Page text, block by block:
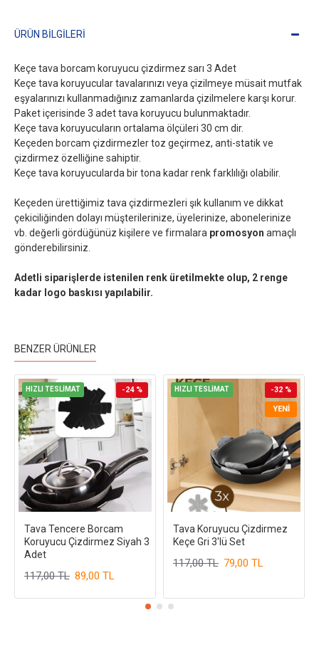
ÜRÜN BILGILERI
Keçe tava borcam koruyucu çizdirmez sarı 3 Adet
Keçe tava koruyucular tavalarınızı veya çizilmeye müsait mutfak
eşyalarınızı kullanmadığınız zamanlarda çizilmelere karşı korur.
Paket içerisinde 3 adet tava koruyucu bulunmaktadır.
Keçe tava koruyucuların ortalama ölçüleri 30 cm dir.
Keçeden borcam çizdirmezler toz geçirmez, anti-statik ve
çizdirmez özelliğine sahiptir.
Keçe tava koruyucularda bir tona kadar renk farklılığı olabilir.
Keçeden ürettiğimiz tava çizdirmezleri şık kullanım ve dikkat
çekiciliğinden dolayı müşterilerinize, üyelerinize, abonelerinize
vb. değerli gördüğünüz kişilere ve firmalara promosyon amaçlı
gönderebilirsiniz.
Adetli siparişlerde istenilen renk üretilmekte olup, 2 renge
kadar logo baskısı yapılabilir.
BENZER ÜRÜNLER
HIZLI TESLİMAT -24 %
Tava Tencere Borcam
Koruyucu Çizdirmez Siyah 3
Adet
89,00 TL
117,00 TL
HIZLI TESLİMAT
YENI
-32 %
Tava Koruyucu Çizdirmez
Keçe Gri 3'lü Set
79,00 TL
117,00 TL